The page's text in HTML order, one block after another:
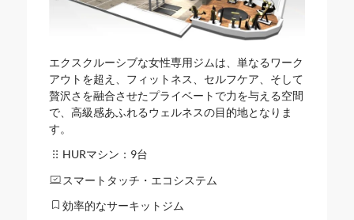
エクスクルーシブな女性専用ジムは、単なるワーク
アウトを超え、フィットネス、セルフケア、そして
贅沢さを融合させたプライベートで力を与える空間
で、高級感あふれるウェルネスの目的地となりま
す。
HURマシン：9台
スマートタッチ・エコシステム
効率的なサーキットジム